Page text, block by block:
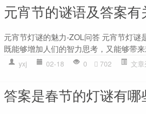
元宵节的谜语及答案有
元宵节灯谜的魅力-ZOL问答 元宵节灯谜
既能够增加人们的智力思考，又能够带
yxj 02-18 0 702 文
答案是春节的灯谜有哪